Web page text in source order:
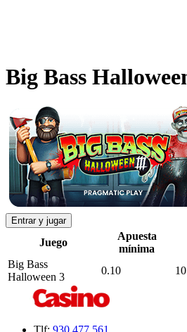
Big Bass
Entrar y jugar
Juego
Apuesta
mínima
Big Bass
Halloween 3
0.10